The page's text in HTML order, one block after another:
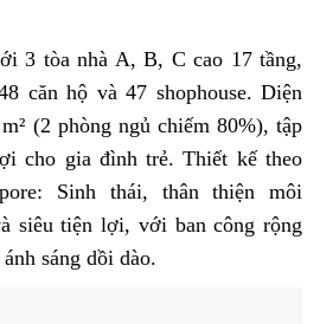
3 tòa nhà A, B, C cao 17 tầng,
căn hộ và 47 shophouse. Diện
(2 phòng ngủ chiếm 80%), tập
cho gia đình trẻ. Thiết kế theo
Sinh thái, thân thiện môi
siêu tiện lợi, với ban công rộng
sáng dồi dào.